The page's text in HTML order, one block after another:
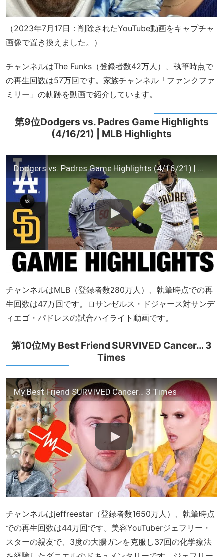
（2023年7月17日：削除されたYouTube動画をキャプチャ
画像で置き換えました。）
チャンネルはThe Funks（登録者数42万人）、執筆時点で
の再生回数は57万回です。家族チャンネル「ファンクファ
ミリー」の軌跡を動画で紹介しています。
第9位Dodgers vs. Padres Game Highlights
(4/16/21) | MLB Highlights
Dodgers vs. Padres Game Highlights (4/16/21) | MLB Highlights
チャンネルはMLB（登録者数280万人）、執筆時点での再
生回数は47万回です。ロサンゼルス・ドジャース対サンデ
ィエゴ・パドレスの試合ハイライト動画です。
第10位My Best Friend SURVIVED Cancer… 3
Times
My Best Friend SURVIVED Cancer… 3 Times
チャンネルはjeffreestar（登録者数1650万人）、執筆時点
での再生回数は44万回です。美容YouTuberジェフリー・
スターの親友で、3度の大腸ガンを克服し37回の化学療法